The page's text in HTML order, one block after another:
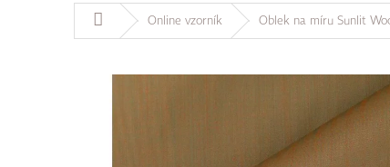
Domů Online vzorník Oblek na míru Sunlit